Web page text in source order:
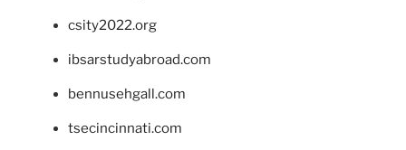
csity2022.org
ibsarstudyabroad.com
bennusehgall.com
tsecincinnati.com